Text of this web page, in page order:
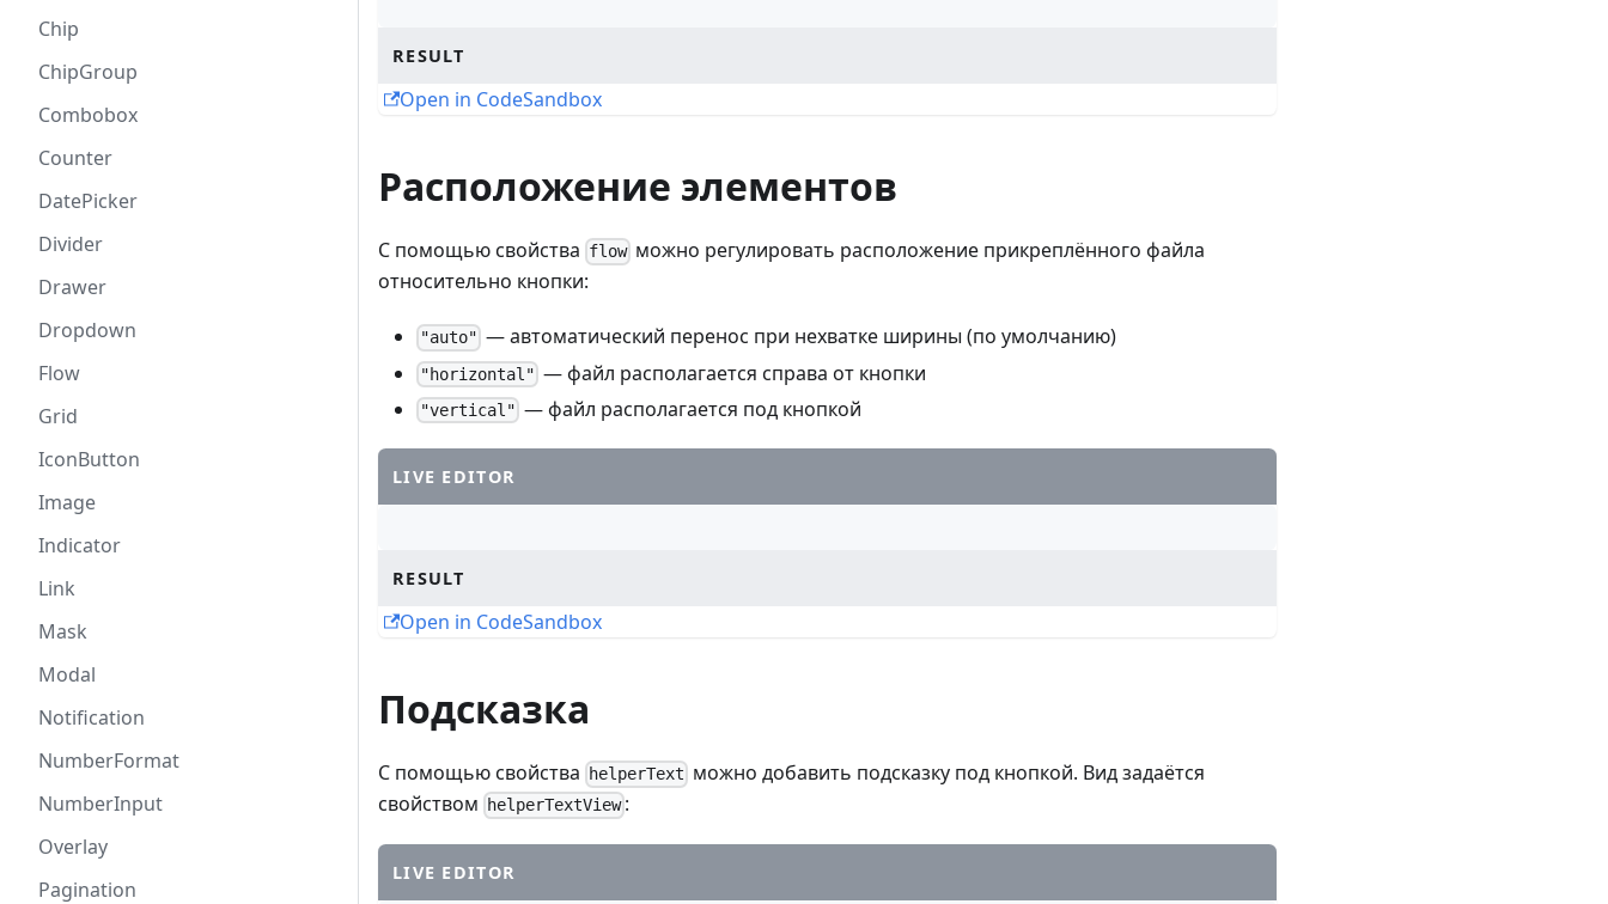
Chip
ChipGroup
Combobox
Counter
DatePicker
Divider
Drawer
Dropdown
Flow
Grid
IconButton
Image
Indicator
Link
Mask
Modal
Notification
NumberFormat
NumberInput
Overlay
Pagination
RESULT
Open in CodeSandbox
Расположение элементов
С помощью свойства flow можно регулировать расположение прикреплённого файла
относительно кнопки:
"auto" — автоматический перенос при нехватке ширины (по умолчанию)
"horizontal" — файл располагается справа от кнопки
"vertical" — файл располагается под кнопкой
LIVE EDITOR
RESULT
Open in CodeSandbox
Подсказка
С помощью свойства helperText можно добавить подсказку под кнопкой. Вид задаётся
свойством
helperTextView :
LIVE EDITOR